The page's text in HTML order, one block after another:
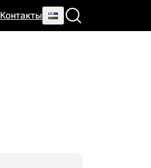
Контакты